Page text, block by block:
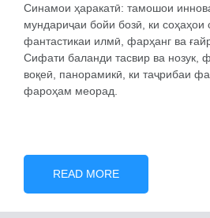
Синамои ҳаракатӣ: тамошои
мундариҷаи бойи бозӣ, ки соҳаҳои
фантастикаи илмӣ, фарҳанг ва
Сифати баланди тасвир ва нозук,
воқеӣ, панорамикӣ, ки таҷрибаи
фароҳам меорад.
READ MORE